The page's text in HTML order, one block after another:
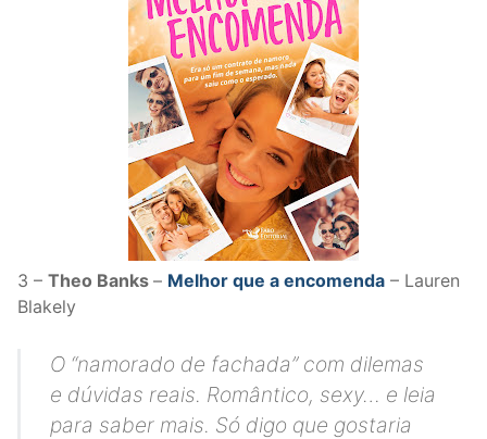
3 – Theo Banks – Melhor que a encomenda – Lauren
Blakely
O “namorado de fachada” com dilemas
e dúvidas reais. Romântico, sexy… e leia
para saber mais. Só digo que gostaria